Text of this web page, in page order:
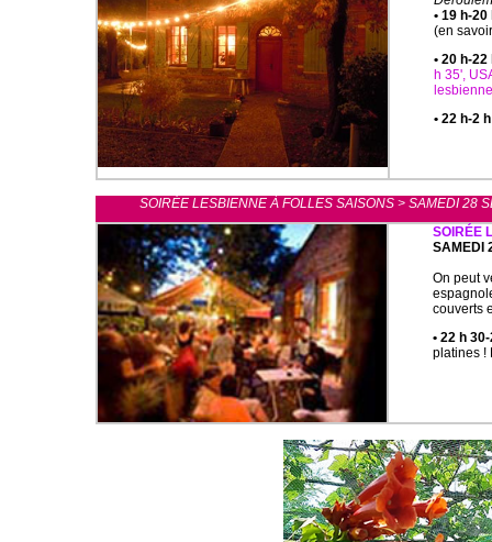
• 19 h-20
(en
• 20 h-22
h 35',
• 22 h-2 h
SOIRÉE LESBIENNE À FOLLES SAISONS > SAMEDI 28
SOIRÉE
SAMEDI
On peut
couverts
• 22 h
platines !